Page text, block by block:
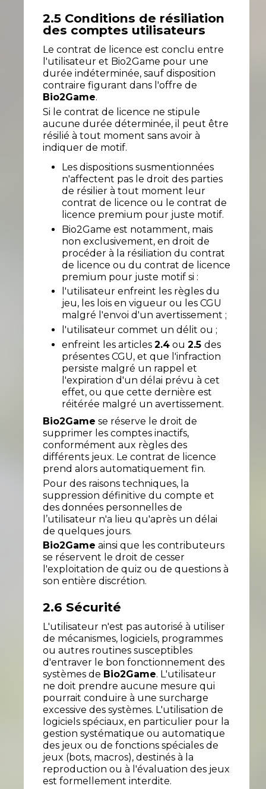
2.5 Conditions de résiliation
des comptes utilisateurs
Le contrat de licence est conclu entre
l'utilisateur et Bio2Game pour une
durée indéterminée, sauf disposition
contraire figurant dans l'offre de
Bio2Game.
Si le contrat de licence ne stipule
aucune durée déterminée, il peut être
résilié à tout moment sans avoir à
indiquer de motif.
Les dispositions susmentionnées
n'affectent pas le droit des parties
de résilier à tout moment leur
contrat de licence ou le contrat de
licence premium pour juste motif.
Bio2Game est notamment, mais
non exclusivement, en droit de
procéder à la résiliation du contrat
de licence ou du contrat de licence
premium pour juste motif si :
l'utilisateur enfreint les règles du
jeu, les lois en vigueur ou les CGU
malgré l'envoi d'un avertissement ;
l'utilisateur commet un délit ou ;
enfreint les articles 2.4 ou 2.5 des
présentes CGU, et que l'infraction
persiste malgré un rappel et
l'expiration d'un délai prévu à cet
effet, ou que cette dernière est
réitérée malgré un avertissement.
Bio2Game se réserve le droit de
supprimer les comptes inactifs,
conformément aux règles des
différents jeux. Le contrat de licence
prend alors automatiquement fin.
Pour des raisons techniques, la
suppression définitive du compte et
des données personnelles de
l’utilisateur n'a lieu qu'après un délai
de quelques jours.
Bio2Game ainsi que les contributeurs
se réservent le droit de cesser
l'exploitation de quiz ou de questions à
son entière discrétion.
2.6 Sécurité
L'utilisateur n'est pas autorisé à utiliser
de mécanismes, logiciels, programmes
ou autres routines susceptibles
d'entraver le bon fonctionnement des
systèmes de Bio2Game. L'utilisateur
ne doit prendre aucune mesure qui
pourrait conduire à une surcharge
excessive des systèmes. L'utilisation de
logiciels spéciaux, en particulier pour la
gestion systématique ou automatique
des jeux ou de fonctions spéciales de
jeux (bots, macros), destinés à la
reproduction ou à l'évaluation des jeux
est formellement interdite.